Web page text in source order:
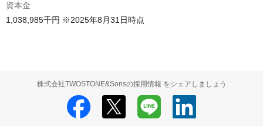
資本金
1,038,985千円 ※2025年8月31日時点
株式会社TWOSTONE&Sonsの採用情報 をシェアしましょう